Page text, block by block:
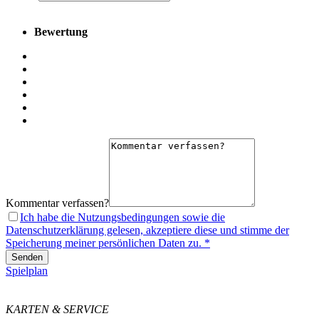
Bewertung
Kommentar verfassen?
Ich habe die Nutzungsbedingungen sowie die
Datenschutzerklärung gelesen, akzeptiere diese und stimme der
Speicherung meiner persönlichen Daten zu. *
Senden
Spielplan
KARTEN & SERVICE